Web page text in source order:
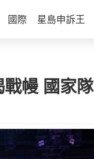
國際 星島申訴王
幔 國家